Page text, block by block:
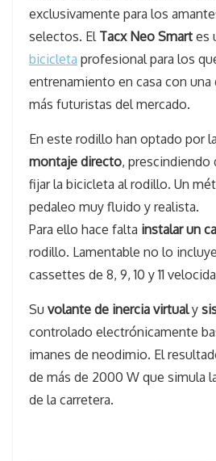
exclusivamente para los
selectos. El Tacx Neo Smart es
bicicleta profesional para los
entrenamiento en casa con una
más futuristas del mercado.
En este rodillo han optado por
montaje directo, prescindiendo
fijar la bicicleta al rodillo. Un
pedaleo muy fluido y realista.
Para ello hace falta instalar un
rodillo. Lamentable no lo
cassettes de 8, 9, 10 y 11
Su volante de inercia virtualy
controlado electrónicamente
imanes de neodimio. El
de más de 2000 W que simula
de la carretera.